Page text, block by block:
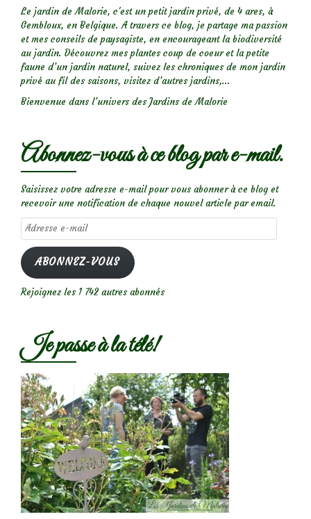
Le jardin de Malorie, c'est un petit jardin privé, de 4 ares, à
Gembloux, en Belgique. A travers ce blog, je partage ma passion
et mes conseils de paysagiste, en encourageant la biodiversité
au jardin. Découvrez mes plantes coup de coeur et la petite
faune d’un jardin naturel, suivez les chroniques de mon jardin
privé au fil des saisons, visitez d’autres jardins,...
Bienvenue dans l’univers des Jardins de Malorie
Abonnez-vous à ce blog par e-mail.
Saisissez votre adresse e-mail pour vous abonner à ce blog et
recevoir une notification de chaque nouvel article par email.
Adresse
e-
mail
ABONNEZ-VOUS
Rejoignez les 1 742 autres abonnés
Je passe à la télé!